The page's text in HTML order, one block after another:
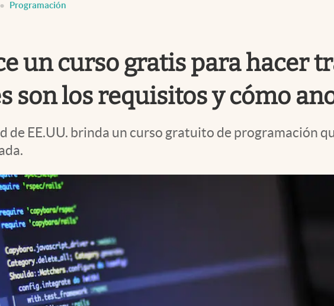
Programación
un curso gratis para hacer
son los requisitos y cómo
de EE.UU. brinda un curso gratuito de programación